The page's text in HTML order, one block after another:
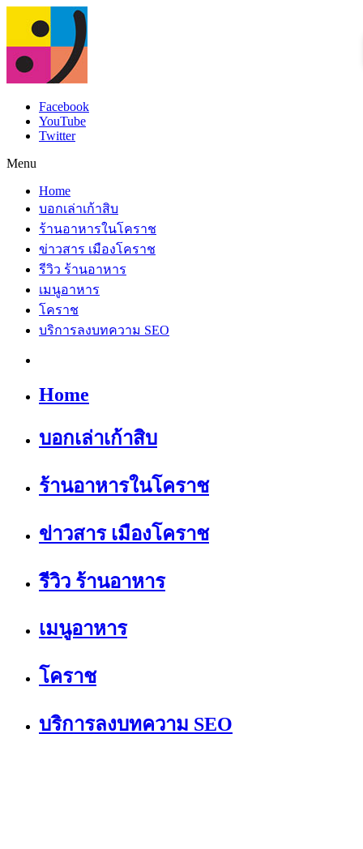
Facebook
YouTube
Twitter
Menu
Home
บอกเล่าเก้าสิบ
ร้านอาหารในโคราช
ข่าวสาร เมืองโคราช
รีวิว ร้านอาหาร
เมนูอาหาร
โคราช
บริการลงบทความ SEO
Home
บอกเล่าเก้าสิบ
ร้านอาหารในโคราช
ข่าวสาร เมืองโคราช
รีวิว ร้านอาหาร
เมนูอาหาร
โคราช
บริการลงบทความ SEO